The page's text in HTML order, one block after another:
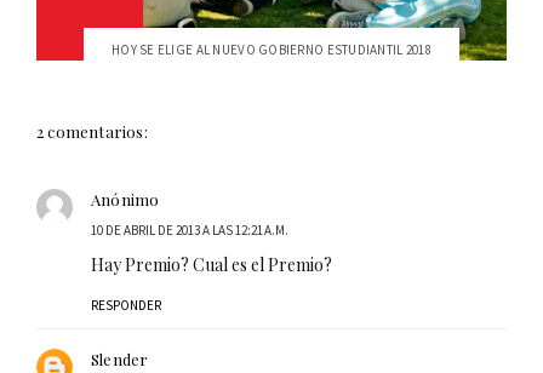
HOY SE ELIGE AL NUEVO GOBIERNO ESTUDIANTIL 2018
2 comentarios:
Anónimo
10 DE ABRIL DE 2013 A LAS 12:21 A.M.
Hay Premio? Cual es el Premio?
RESPONDER
Slender